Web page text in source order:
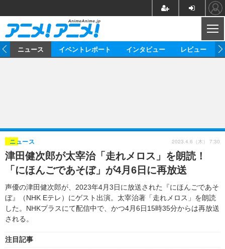
ゲーム グッズ
イベント 海外
海外イベント ビジネス
俳優・タレント アーティスト
ビジネス
アニメ 実写
書評 イベント
ゲーム 座談会
動画
アニメ！アニメ！TV ABEMA Cafe
ニュース イベントレポート インタビュー レビュー
津田健次郎が太宰治「走れメロス」を朗読！
「にほんごであそぼ」が4月6日に再放送
声優の津田健次郎が、2023年4月3日に放送された『にほんごであそ
ぼ』（NHK Eテレ）にゲスト出演。太宰治著「走れメロス」を朗読
した。NHKプラスにて配信中で、かつ4月6日15時35分からは再放送
される。
ニュース
注目記事
2023.4.6（木） 7:30